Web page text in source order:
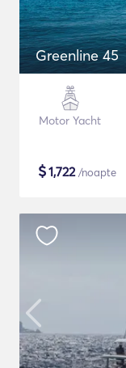
Greenline 45
Motor Yacht
$1,722/noapte